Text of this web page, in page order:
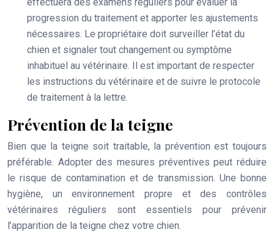
progression du traitement et apporter les ajustements
nécessaires. Le propriétaire doit surveiller l’état du
chien et signaler tout changement ou symptôme
inhabituel au vétérinaire. Il est important de respecter
les instructions du vétérinaire et de suivre le protocole
de traitement à la lettre.
Prévention de la teigne
Bien que la teigne soit traitable, la prévention est toujours
préférable. Adopter des mesures préventives peut réduire
le risque de contamination et de transmission. Une bonne
hygiène, un environnement propre et des contrôles
vétérinaires réguliers sont essentiels pour prévenir
l’apparition de la teigne chez votre chien.